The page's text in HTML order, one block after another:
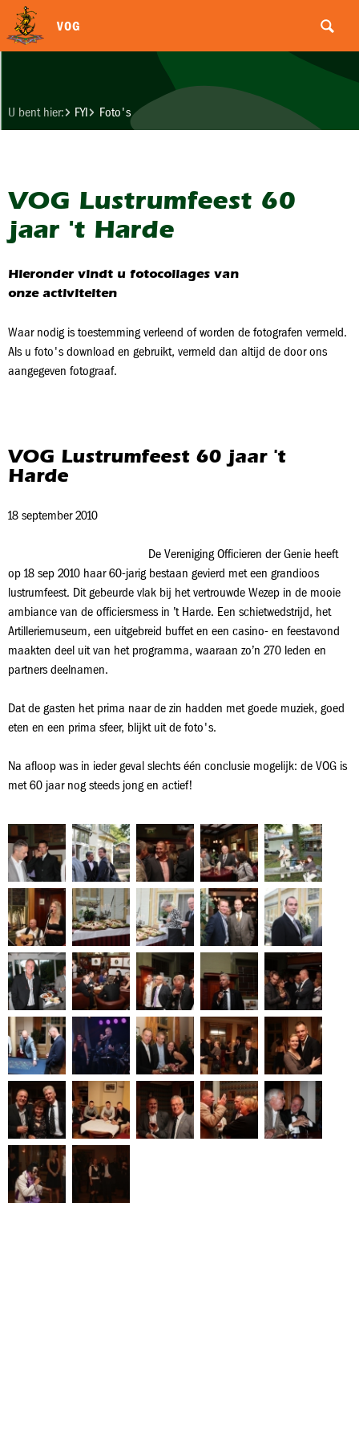
VOG
U bent hier: FYI Foto's
VOG Lustrumfeest 60
jaar 't Harde
Hieronder vindt u fotocollages van
onze activiteiten
Waar nodig is toestemming verleend of worden de fotografen vermeld.
Als u foto's download en gebruikt, vermeld dan altijd de door ons
aangegeven fotograaf.
VOG Lustrumfeest 60 jaar 't
Harde
18 september 2010
De Vereniging Officieren der Genie heeft
op 18 sep 2010 haar 60-jarig bestaan gevierd met een grandioos
lustrumfeest. Dit gebeurde vlak bij het vertrouwde Wezep in de mooie
ambiance van de officiersmess in ’t Harde. Een schietwedstrijd, het
Artilleriemuseum, een uitgebreid buffet en een casino- en feestavond
maakten deel uit van het programma, waaraan zo’n 270 leden en
partners deelnamen.
Dat de gasten het prima naar de zin hadden met goede muziek, goed
eten en een prima sfeer, blijkt uit de foto's.
Na afloop was in ieder geval slechts één conclusie mogelijk: de VOG is
met 60 jaar nog steeds jong en actief!